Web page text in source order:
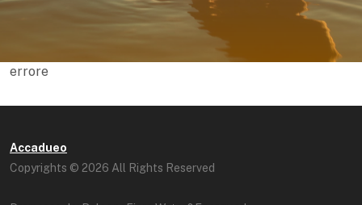
errore
Accadueo
Copyrights © 2026 All Rights Reserved